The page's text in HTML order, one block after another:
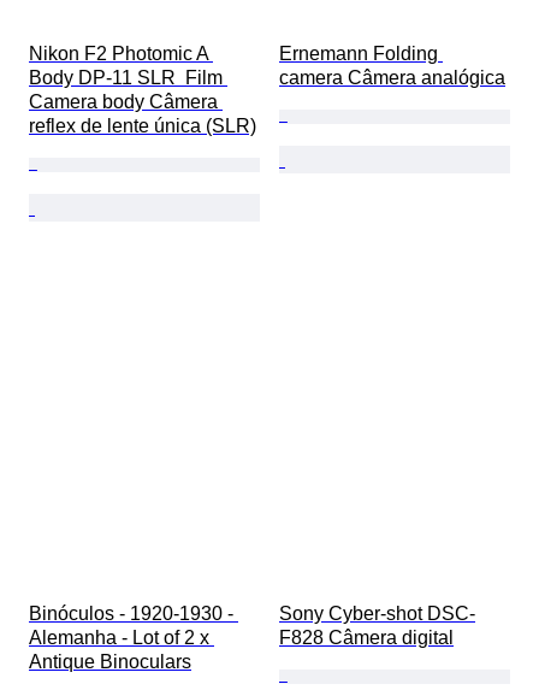
Nikon F2 Photomic A
Body DP-11 SLR  Film
Camera body Câmera
reflex de lente única (SLR)
Ernemann Folding
camera Câmera analógica
Binóculos - 1920-1930 -
Alemanha - Lot of 2 x
Antique Binoculars
Sony Cyber-shot DSC-
F828 Câmera digital